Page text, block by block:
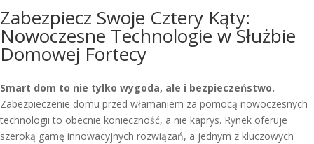
Zabezpiecz Swoje Cztery Kąty:
Nowoczesne Technologie w Służbie
Domowej Fortecy
Smart dom to nie tylko wygoda, ale i bezpieczeństwo.
Zabezpieczenie domu przed włamaniem za pomocą nowoczesnych
technologii to obecnie konieczność, a nie kaprys. Rynek oferuje
szeroką gamę innowacyjnych rozwiązań, a jednym z kluczowych